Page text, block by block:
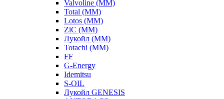
Valvoline (ММ)
Total (ММ)
Lotos (ММ)
ZiC (ММ)
Лукойл (ММ)
Totachi (MM)
FF
G-Energy
Idemitsu
S-OIL
Лукойл GENESIS